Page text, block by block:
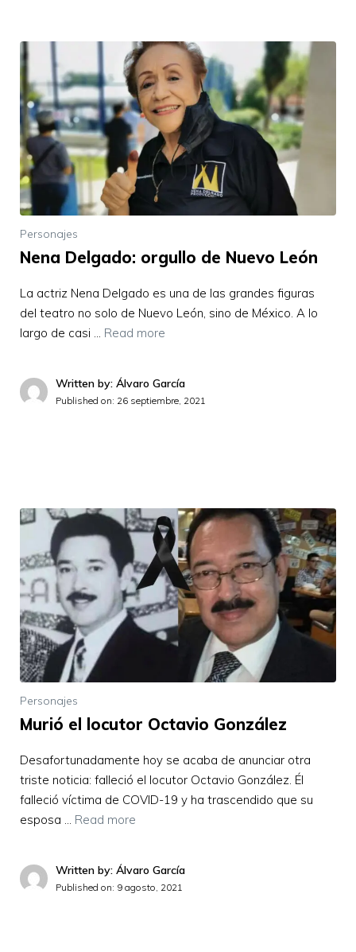
Personajes
Nena Delgado: orgullo de Nuevo León
La actriz Nena Delgado es una de las grandes figuras
del teatro no solo de Nuevo León, sino de México. A lo
largo de casi … Read more
Written by: Álvaro García
Published on: 26 septiembre, 2021
Personajes
Murió el locutor Octavio González
Desafortunadamente hoy se acaba de anunciar otra
triste noticia: falleció el locutor Octavio González. Él
falleció víctima de COVID-19 y ha trascendido que su
esposa … Read more
Written by: Álvaro García
Published on: 9 agosto, 2021